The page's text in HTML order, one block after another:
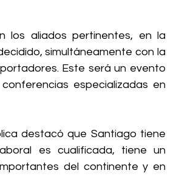
los aliados pertinentes, en la
simultáneamente con la
Este será un evento
especializadas en
destacó que Santiago tiene
es cualificada, tiene un
del continente y en